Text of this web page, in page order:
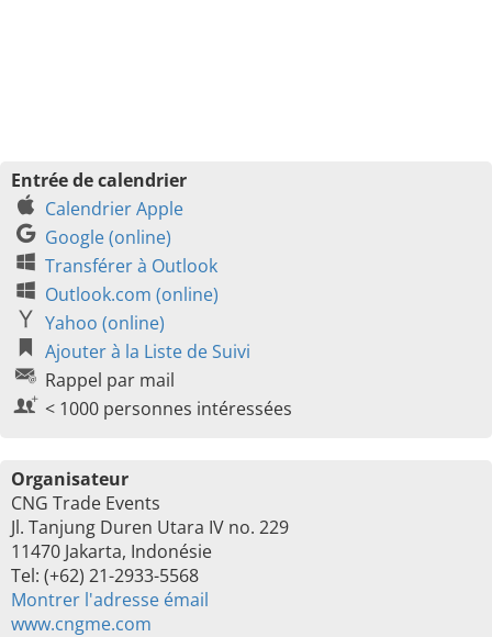
Entrée de calendrier
Calendrier Apple
Google (online)
Transférer à Outlook
Outlook.com (online)
Yahoo (online)
Ajouter à la Liste de Suivi
Rappel par mail
< 1000 personnes intéressées
Organisateur
CNG Trade Events
Jl. Tanjung Duren Utara IV no. 229
11470 Jakarta, Indonésie
Tel: (+62) 21-2933-5568
Montrer l'adresse émail
www.cngme.com